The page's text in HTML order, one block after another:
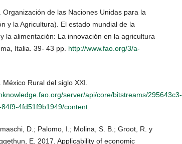
Organización de las Naciones Unidas para la
y la Agricultura). El estado mundial de la
la alimentación: La innovación en la agricultura
Italia. 39- 43 pp. http://www.fao.org/3/a-
México Rural del siglo XXI.
server/api/core/bitstreams/295643c3-
4fd51f9b1949/content.
D.; Palomo, I.; Molina, S. B.; Groot, R. y
E. 2017. Applicability of economic